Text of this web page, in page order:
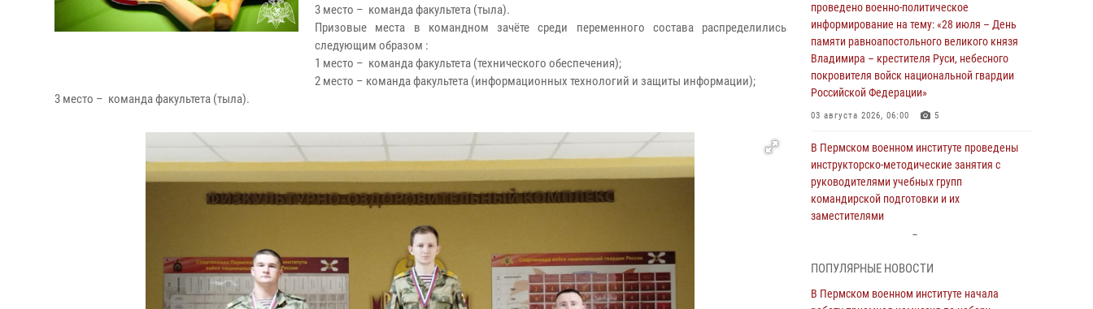
3 место – команда факультета (тыла).
Призовые места в командном зачёте среди переменного состава распределились
следующим образом :
1 место – команда факультета (технического обеспечения);
2 место – команда факультета (информационных технологий и защиты информации);
3 место – команда факультета (тыла).
проведено военно-политическое
информирование на тему: «28 июля – День
памяти равноапостольного великого князя
Владимира – крестителя Руси, небесного
покровителя войск национальной гвардии
Российской Федерации»
03 августа 2026, 06:00 5
В Пермском военном институте проведены
инструкторско-методические занятия с
руководителями учебных групп
командирской подготовки и их
заместителями
В Пермском военном институте прошли
учебно-методические сборы с
руководителями групп военно-политической
ПОПУЛЯРНЫЕ НОВОСТИ
В Пермском военном институте начала